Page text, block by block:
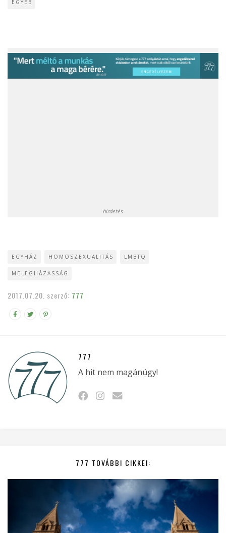
EGYÉB
hirdetés
EGYHÁZ HOMOSZEXUALITÁS LMBTQ
MELEGHÁZASSÁG
2017.07.20. szerző: 777
777
A hit nem magánügy!
777 TOVÁBBI CIKKEI: